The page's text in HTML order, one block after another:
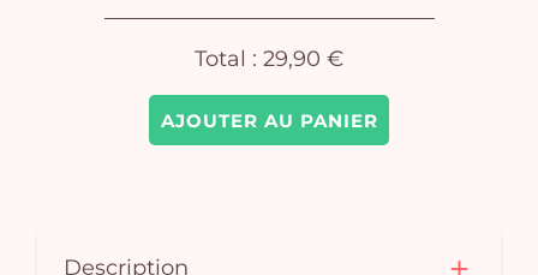
AJOUTER AU PANIER
Total : 29,90 €
Description